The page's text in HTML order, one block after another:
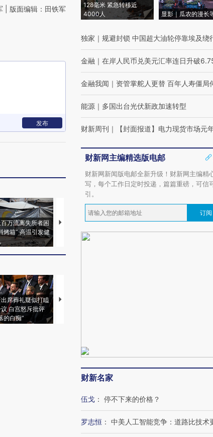
| 版面编辑：田铁军
发布
万流离失所者困
烤箱” 高温引发健
视线｜HYROX的吸金
术：是什么让中产们甘
心“花钱找虐”？
马航飞行员跨国走私7万
粒摇头丸 尿检体内含3种
席葬礼疑似打瞌
白宫怒斥批评
的白痴”
视线｜全球最热百城独占
128毫米 紧急转移近
4000人
显影｜瓜农的漫长
独家 ｜ 规避封锁 中国超大油轮停靠埃及绕
金融 ｜ 在岸人民币兑美元汇率连日升破
金融我闻 ｜ 资管掌舵人更替 百年人寿僵局
能源 ｜ 多国出台光伏新政加速转型
财新周刊 ｜ 【封面报道】电力现货市场元
财新网主编精选版电邮
财新网新闻版电邮全新升级！财新网主编精
写，每个工作日定时投递，篇篇重磅，可信
引。
订阅
财新名家
伍戈 ： 停不下来的价格？
罗志恒 ： 中美人工智能竞争：道路比技术